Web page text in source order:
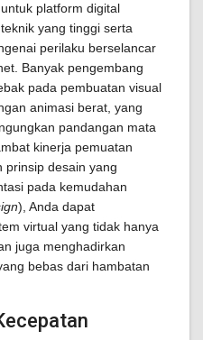
platform digital
yang tinggi serta
perilaku berselancar
Banyak pengembang
pada pembuatan visual
animasi berat, yang
pandangan mata
kinerja pemuatan
prinsip desain yang
pada kemudahan
), Anda dapat
virtual yang tidak hanya
juga menghadirkan
bebas dari hambatan